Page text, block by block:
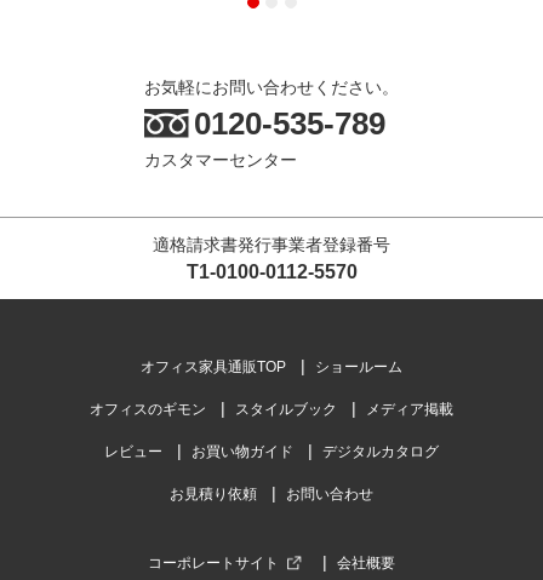
お気軽にお問い合わせください。
0120-535-789
カスタマーセンター
適格請求書発行事業者登録番号
T1-0100-0112-5570
オフィス家具通販TOP ショールーム
オフィスのギモン スタイルブック メディア掲載
レビュー お買い物ガイド デジタルカタログ
お見積り依頼 お問い合わせ
コーポレートサイト 会社概要